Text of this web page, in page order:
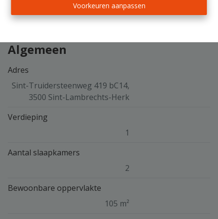
Voorkeuren aanpassen
Algemeen
Adres
Sint-Truidersteenweg 419 bC14,
3500 Sint-Lambrechts-Herk
Verdieping
1
Aantal slaapkamers
2
Bewoonbare oppervlakte
105 m²